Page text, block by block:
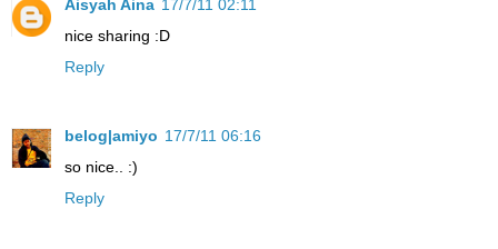
Aisyah Aina 17/7/11 02:11
nice sharing :D
Reply
belog|amiyo 17/7/11 06:16
so nice.. :)
Reply